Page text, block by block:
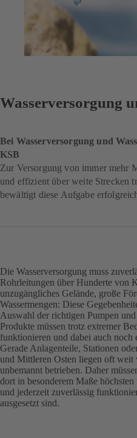
Wasserversorgung
Bei Wasserversorgung und
KSB
Zur Versorgung von immer mehr
und effizient über weite Strecken
bewältigt diese Aufgabe
Die Wasserversorgung muss
Rohrleitungen über Hunderte von
unzugängliches Gelände, große
Wassermengen: Diese
Auswahl der richtigen Pumpen
Produkte müssen trotz extremer
funktionieren und dabei auch noch
Gerade Anlagenteile, Stationen
und Mittleren Osten liegen oft weit
unbemannt betrieben. Daher
dort in besonderem Maße
und jederzeit zuverlässig
ausgesetzt sind.